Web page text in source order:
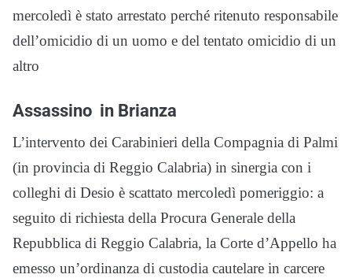
mercoledì è stato arrestato perché ritenuto responsabile
dell’omicidio di un uomo e del tentato omicidio di un
altro
Assassino in Brianza
L’intervento dei Carabinieri della Compagnia di Palmi
(in provincia di Reggio Calabria) in sinergia con i
colleghi di Desio è scattato mercoledì pomeriggio: a
seguito di richiesta della Procura Generale della
Repubblica di Reggio Calabria, la Corte d’Appello ha
emesso un’ordinanza di custodia cautelare in carcere